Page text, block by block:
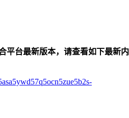
平台最新版本，请查看如下最新内